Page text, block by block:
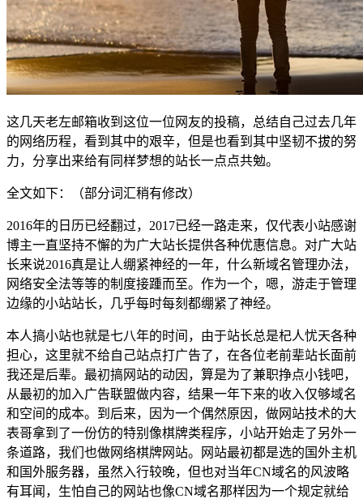
这几天老左邮箱收到这位一位网友的投稿，总结自己过去几年
的网络历程，看到其中的艰辛，但是也看到其中坚韧不拔的努
力，分享出来给有同样梦想的站长一点点共勉。
全文如下：（部分词汇稍有修改）
2016年的日历已经翻过，2017已经一路走来，仅代表小站感谢
博主一直坚持不懈的为广大站长提供各种优惠信息。对广大站
长来说2016真是让人绷紧神经的一年，什么新域名管理办法，
网络安全法等等的制度接踵而至。作为一个，嗯，游走于管理
边缘的小站站长，几乎每时每刻都绷紧了神经。
本人搞小站也就是七八年的时间，由于站长总是杞人忧天各种
担心，这里就不给自己站点打广告了，在各位老前辈站长面前
我还是后辈。最初搞网站的动因，算是为了兼职挣点小钱吧，
从最初的加入广告联盟做内容，结果一年下来的收入仅够域名
和空间的成本。到后来，因为一个偶然原因，做网站技术的大
表哥拿到了一份仿的特别像棋牌类程序，小站开始走了另外一
条道路，我们也做网络棋牌网站。网站最初都是选的国外主机
和国外服务器，虽然入行较晚，但也对当年CN域名的风波略
有耳闻，生怕自己的网站也像CN域名那样因为一个规定就给